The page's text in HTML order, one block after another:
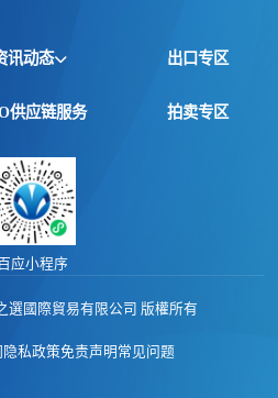
讯动态
全球资讯
价格行情
题报告
出口专区
供应链服务 拍卖专区
百应小程序
選國際貿易有限公司 版權所有
隐私政策免责声明 常见问题